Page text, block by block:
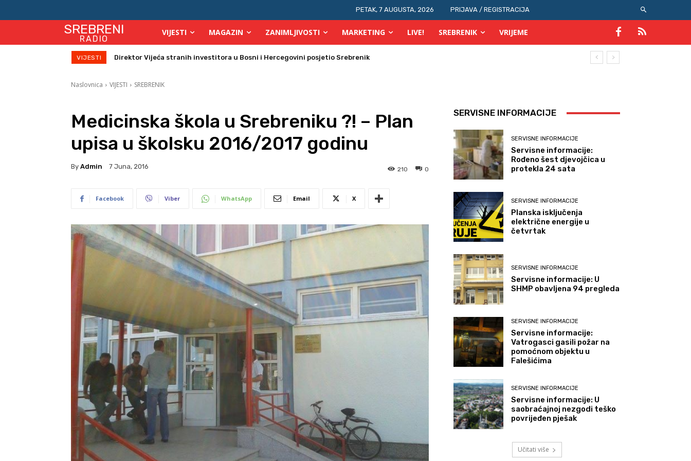
PETAK, 7 AUGUSTA, 2026 PRIJAVA / REGISTRACIJA
SREBRENI
RADIO
VIJESTI MAGAZIN ZANIMLJIVOSTI MARKETING LIVE! SREBRENIK VRIJEME
VIJESTI Zbog velikih vrućina povećan broj požara u TK
Naslovnica VIJESTI SREBRENIK
Medicinska škola u Srebreniku ?! – Plan
upisa u školsku 2016/2017 godinu
By Admin 7 Juna, 2016 0
210
Facebook Viber WhatsApp Email X
SERVISNE INFORMACIJE
SERVISNE INFORMACIJE
Servisne informacije:
Rođeno šest djevojčica u
protekla 24 sata
SERVISNE INFORMACIJE
Planska isključenja
električne energije u
četvrtak
SERVISNE INFORMACIJE
Servisne informacije: U
SHMP obavljena 94 pregleda
SERVISNE INFORMACIJE
Servisne informacije:
Vatrogasci gasili požar na
pomoćnom objektu u
Falešićima
SERVISNE INFORMACIJE
Servisne informacije: U
saobraćajnoj nezgodi teško
povrijeđen pješak
Učitati više